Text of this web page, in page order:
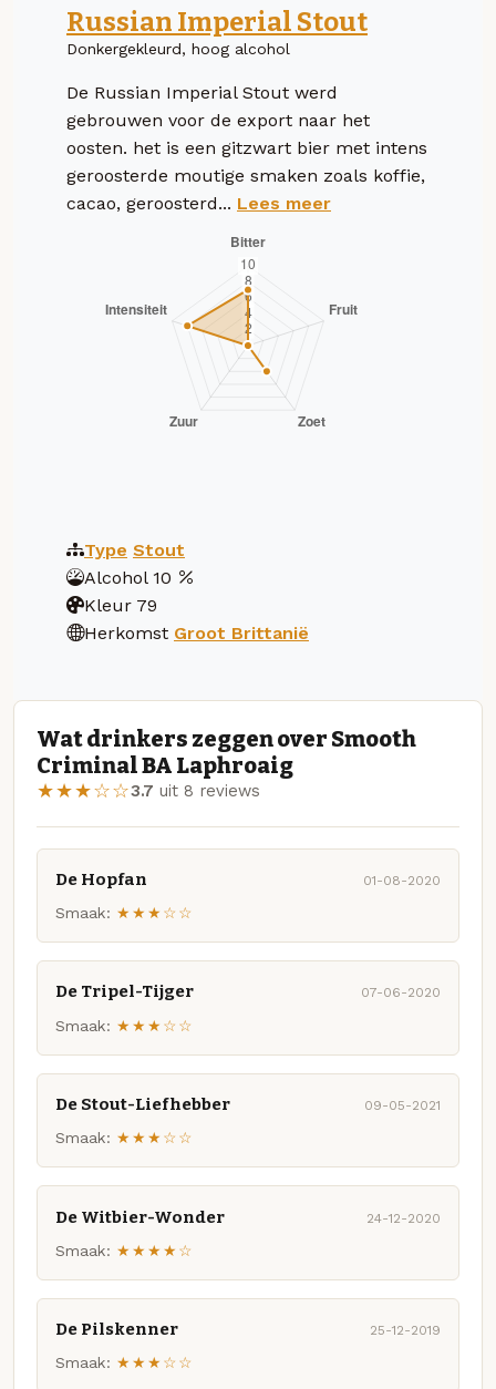
Russian Imperial Stout
Donkergekleurd, hoog alcohol
De Russian Imperial Stout werd
gebrouwen voor de export naar het
oosten. het is een gitzwart bier met intens
geroosterde moutige smaken zoals koffie,
cacao, geroosterd... Lees meer
Type Stout
Alcohol 10
Kleur 79
Herkomst Groot Brittanië
Wat drinkers zeggen over Smooth
Criminal BA Laphroaig
★★★☆☆3.7 uit 8 reviews
De Hopfan 01-08-2020
Smaak: ★★★☆☆
De Tripel-Tijger 07-06-2020
Smaak: ★★★☆☆
De Stout-Liefhebber 09-05-2021
Smaak: ★★★☆☆
De Witbier-Wonder 24-12-2020
Smaak: ★★★★☆
De Pilskenner 25-12-2019
Smaak: ★★★☆☆